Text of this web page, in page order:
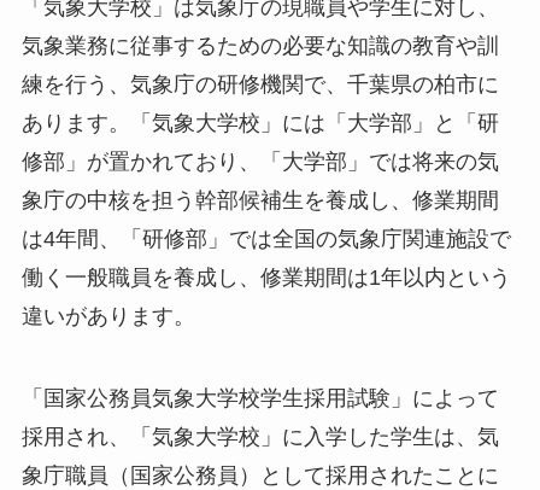
「気象大学校」は気象庁の現職員や学生に対し、
気象業務に従事するための必要な知識の教育や訓
練を行う、気象庁の研修機関で、千葉県の柏市に
あります。「気象大学校」には「大学部」と「研
修部」が置かれており、「大学部」では将来の気
象庁の中核を担う幹部候補生を養成し、修業期間
は4年間、「研修部」では全国の気象庁関連施設で
働く一般職員を養成し、修業期間は1年以内という
違いがあります。
「国家公務員気象大学校学生採用試験」によって
採用され、「気象大学校」に入学した学生は、気
象庁職員（国家公務員）として採用されたことに